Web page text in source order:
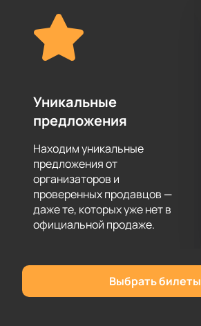
Уникальные
предложения
Находим уникальные
предложения от
организаторов и
проверенных продавцов —
даже те, которых уже нет в
официальной продаже.
Выбрать билеты